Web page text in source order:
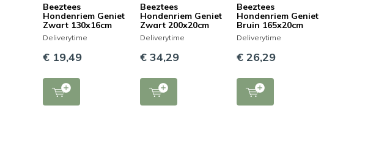
Beeztees
Hondenriem Geniet
Zwart 130x16cm
Deliverytime
€ 19,49
Beeztees
Hondenriem Geniet
Zwart 200x20cm
Deliverytime
€ 34,29
Beeztees
Hondenriem Geniet
Bruin 165x20cm
Deliverytime
€ 26,29